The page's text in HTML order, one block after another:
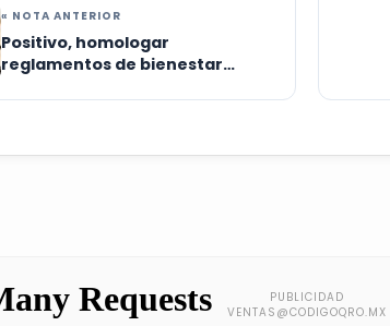
« NOTA ANTERIOR
Positivo, homologar
reglamentos de bienestar